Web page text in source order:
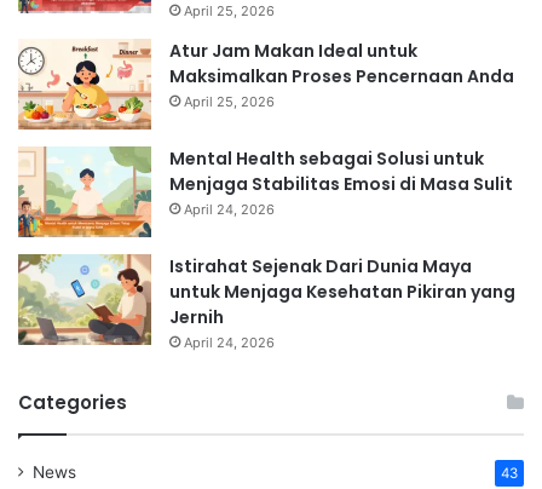
April 25, 2026
Atur Jam Makan Ideal untuk
Maksimalkan Proses Pencernaan Anda
April 25, 2026
Mental Health sebagai Solusi untuk
Menjaga Stabilitas Emosi di Masa Sulit
April 24, 2026
Istirahat Sejenak Dari Dunia Maya
untuk Menjaga Kesehatan Pikiran yang
Jernih
April 24, 2026
Categories
News 43